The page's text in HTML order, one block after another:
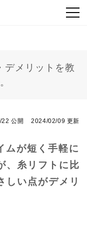
デメリットを教
公開 2024/02/09 更新
ムが短く手軽に
、糸リフトに比
しい点がデメリ